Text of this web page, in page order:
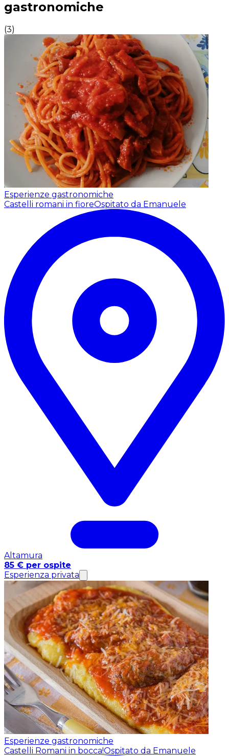
gastronomiche
(3)
Esperienze gastronomiche
Castelli romani in fioreOspitato da Emanuele
Altamura
85 € per ospite
Esperienza privata
Esperienze gastronomiche
Castelli Romani in bocca!Ospitato da Emanuele